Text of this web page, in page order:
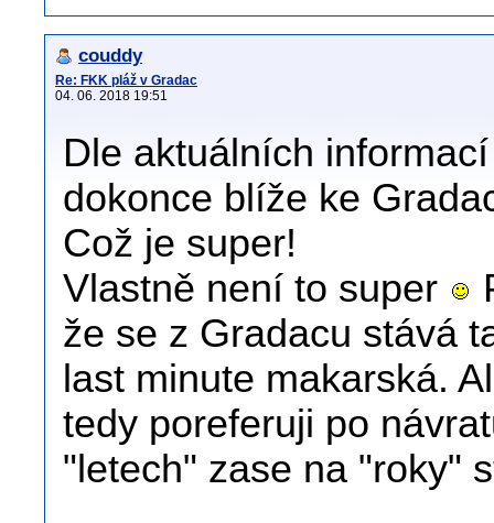
couddy
Re: FKK pláž v Gradac
04. 06. 2018 19:51
Dle aktuálních
dokonce blíže ke
Což je super!
Vlastně není to super
že se z Gradacu stává
last minute makarská.
tedy poreferuji po
"letech" zase na "roky"